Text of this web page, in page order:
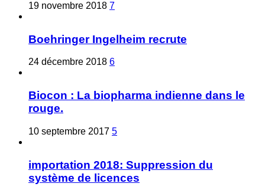
19 novembre 2018 7
Boehringer Ingelheim recrute
24 décembre 2018 6
Biocon : La biopharma indienne dans le
rouge.
10 septembre 2017 5
importation 2018: Suppression du
système de licences